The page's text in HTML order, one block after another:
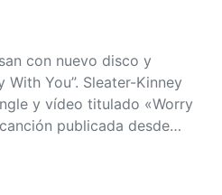
con nuevo disco y
With You”. Sleater-Kinney
y vídeo titulado «Worry
publicada desde…